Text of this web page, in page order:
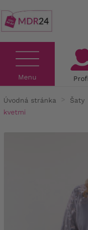
Menu
Úvodná stránka Šaty
kvetmi